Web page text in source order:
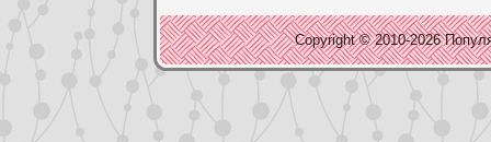
Copyright © 2010-2026